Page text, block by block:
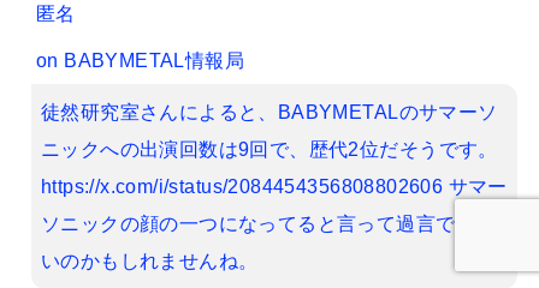
匿名
on BABYMETAL情報局
徒然研究室さんによると、BABYMETALのサマーソ
ニックへの出演回数は9回で、歴代2位だそうです。
https://x.com/i/status/2084454356808802606 サマー
ソニックの顔の一つになってると言って過言ではな
いのかもしれませんね。